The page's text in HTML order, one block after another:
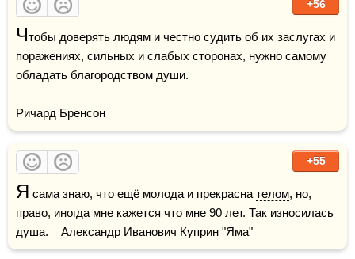
+56
Чтобы доверять людям и честно судить об их заслугах и
поражениях, сильных и слабых сторонах, нужно самому
обладать благородством души.
Ричард Бренсон
+55
Я сама знаю, что ещё молода и прекрасна телом, но,
право, иногда мне кажется что мне 90 лет. Так износилась
душа.    Александр Иванович Куприн "Яма"